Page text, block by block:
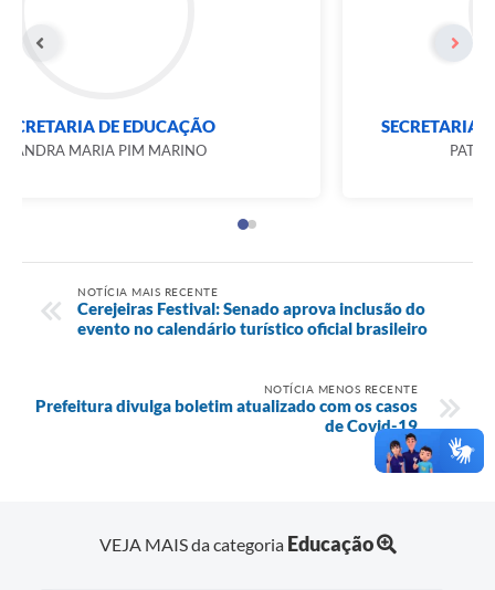
SECRETARIA DE EDUCAÇÃO
SANDRA MARIA PIM MARINO
NOTÍCIA MAIS RECENTE
Cerejeiras Festival: Senado aprova inclusão do
evento no calendário turístico oficial brasileiro
NOTÍCIA MENOS RECENTE
Prefeitura divulga boletim atualizado com os casos
de Covid-19
VEJA MAIS da categoria Educação